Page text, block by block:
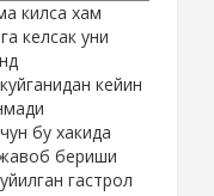
килса хам
келсак уни
кейин
бу хакида
бериши
гастрол